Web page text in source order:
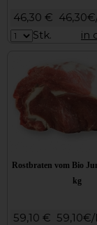
46,30 €
Stk.
in
Rostbraten vom Bio
kg
59,10 €